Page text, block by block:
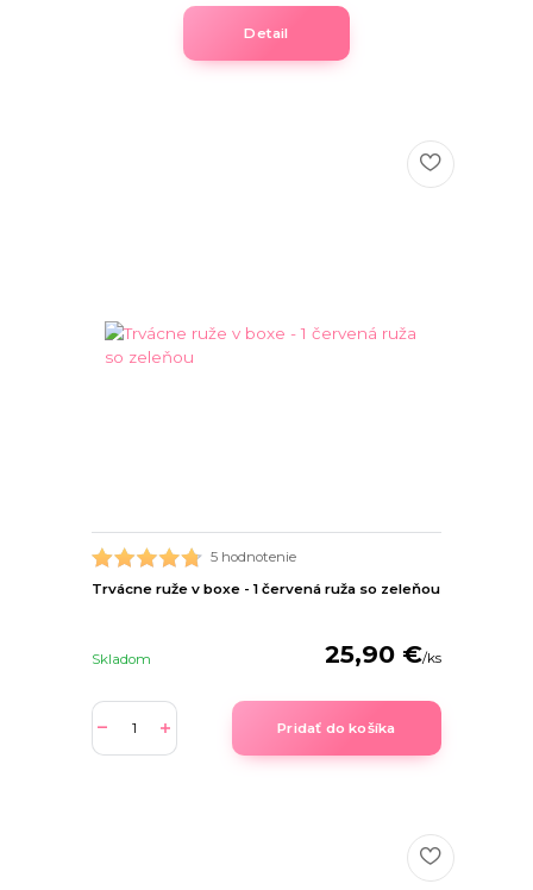
Detail
5 hodnotenie
Trvácne ruže v boxe - 1 červená ruža so zeleňou
25,90 €/ks
Skladom
Pridať do košíka